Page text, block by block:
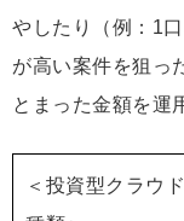
やしたり（例：1
が高い案件を狙っ
とまった金額を運
＜投資型クラウ